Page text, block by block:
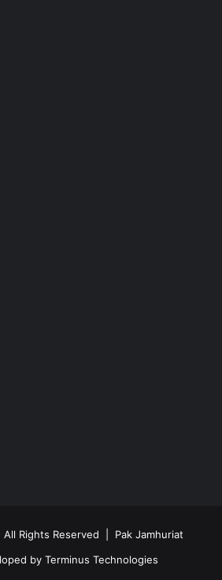
Rights Reserved | Pak Jamhuriat
by Terminus Technologies